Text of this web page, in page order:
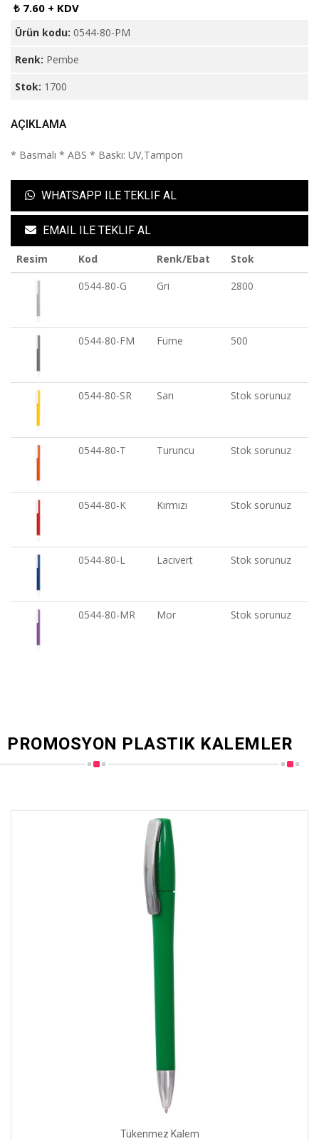
₺ 7.60 + KDV
Ürün kodu: 0544-80-PM
Renk: Pembe
Stok: 1700
AÇIKLAMA
* Basmalı * ABS * Baskı: UV,Tampon
WHATSAPP ILE TEKLIF AL
EMAIL ILE TEKLIF AL
Resim Kod Renk/Ebat
Stok
0544-80-G
Gri 2800
0544-80-FM Füme 500
0544-80-SR Sarı Stok sorunuz
0544-80-T Turuncu Stok sorunuz
0544-80-K Kırmızı Stok sorunuz
0544-80-L Lacivert Stok sorunuz
0544-80-MR Mor Stok sorunuz
PROMOSYON PLASTIK KALEMLER
Tükenmez Kalem